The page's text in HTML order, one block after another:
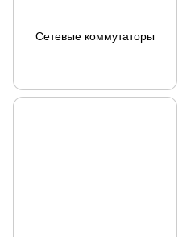
Сетевые коммутаторы